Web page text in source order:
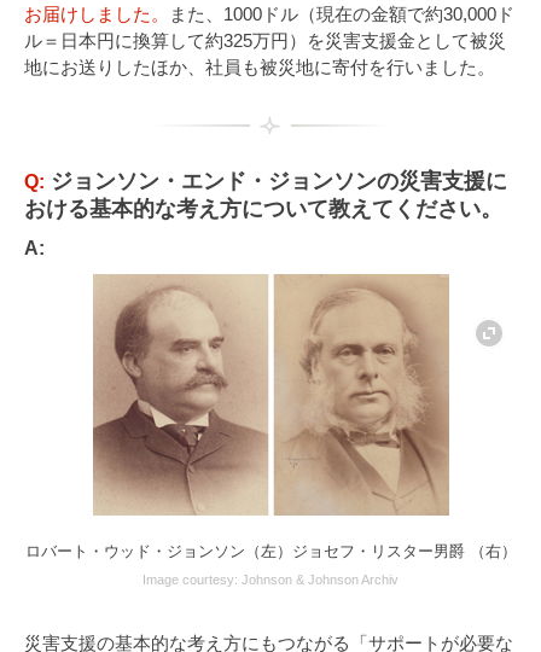
お届けしました。
また、1000ドル（現在の金額で約30,000ド
ル＝日本円に換算して約325万円）を災害支援金として被災
地にお送りしたほか、社員も被災地に寄付を行いました。
Q: ジョンソン・エンド・ジョンソンの災害支援に
おける基本的な考え方について教えてください。
A:
ロバート・ウッド・ジョンソン（左）ジョセフ・リスター男爵 （右）
Image courtesy: Johnson & Johnson Archiv
災害支援の基本的な考え方にもつながる「サポートが必要な